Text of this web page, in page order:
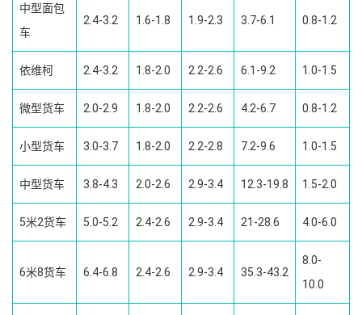
中型面包
车
2.4-3.2 1.6-1.8 1.9-2.3 3.7-6.1 0.8-1.2
依维柯 2.4-3.2 1.8-2.0 2.2-2.6 6.1-9.2 1.0-1.5
微型货车 2.0-2.9 1.8-2.0 2.2-2.6 4.2-6.7 0.8-1.2
小型货车 3.0-3.7 1.8-2.0 2.2-2.8 7.2-9.6 1.0-1.5
中型货车 3.8-4.3 2.0-2.6 2.9-3.4 12.3-19.8 1.5-2.0
5米2货车 5.0-5.2 2.4-2.6 2.9-3.4 21-28.6 4.0-6.0
6米8货车 6.4-6.8 2.4-2.6 2.9-3.4 35.3-43.2
8.0-
10.0